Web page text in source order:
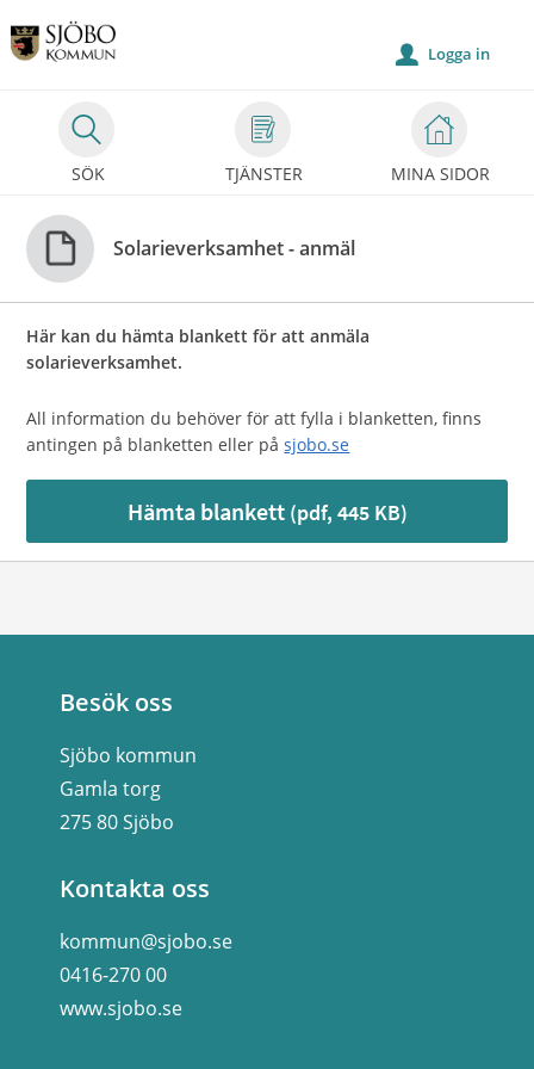
Välkommen
till
kommun
SÖK TJÄNSTER MINA SIDOR
u Logga in
Solarieverksamhet - anmäl
Här kan du hämta blankett för att anmäla
solarieverksamhet.
All information du behöver för att fylla i blanketten, finns
antingen på blanketten eller påsjobo.se
Hämta blankett(pdf, 445 KB)
Besök oss
Sjöbo kommun
Gamla torg
275 80 Sjöbo
Kontakta oss
kommun@sjobo.se
0416-270 00
www.sjobo.se